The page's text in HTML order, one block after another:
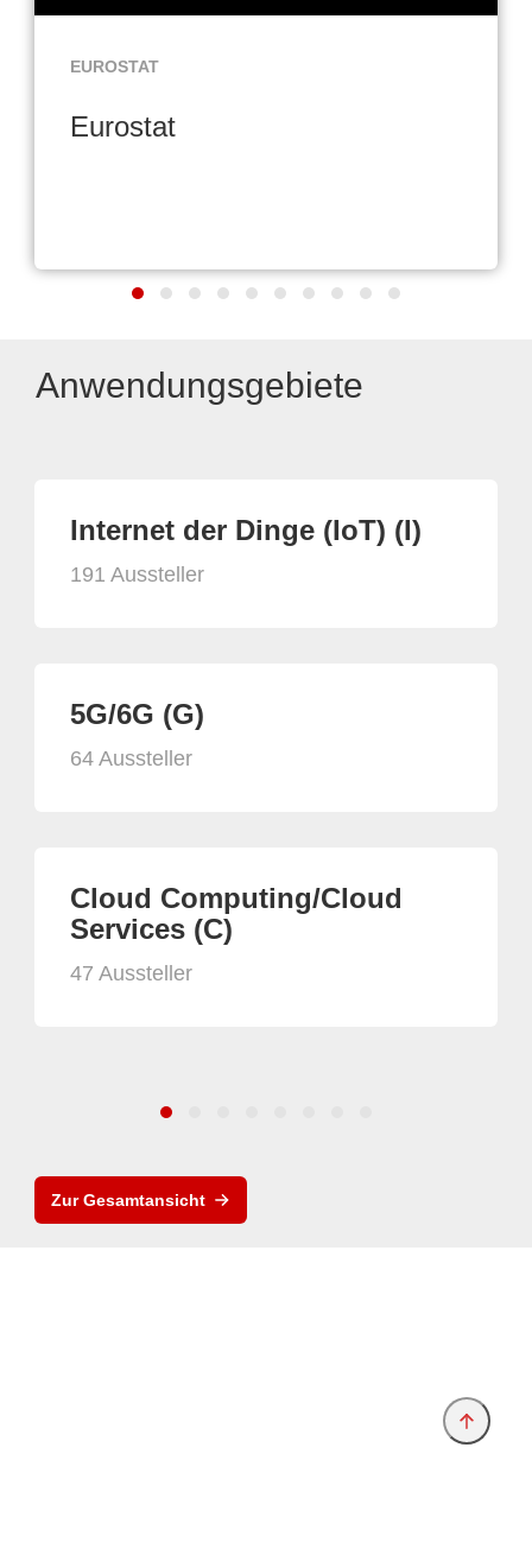
EUROSTAT
Eurostat
Anwendungsgebiete
Internet der Dinge (IoT) (I)
191 Aussteller
5G/6G (G)
64 Aussteller
Cloud Computing/Cloud
Services (C)
47 Aussteller
Zur Gesamtansicht